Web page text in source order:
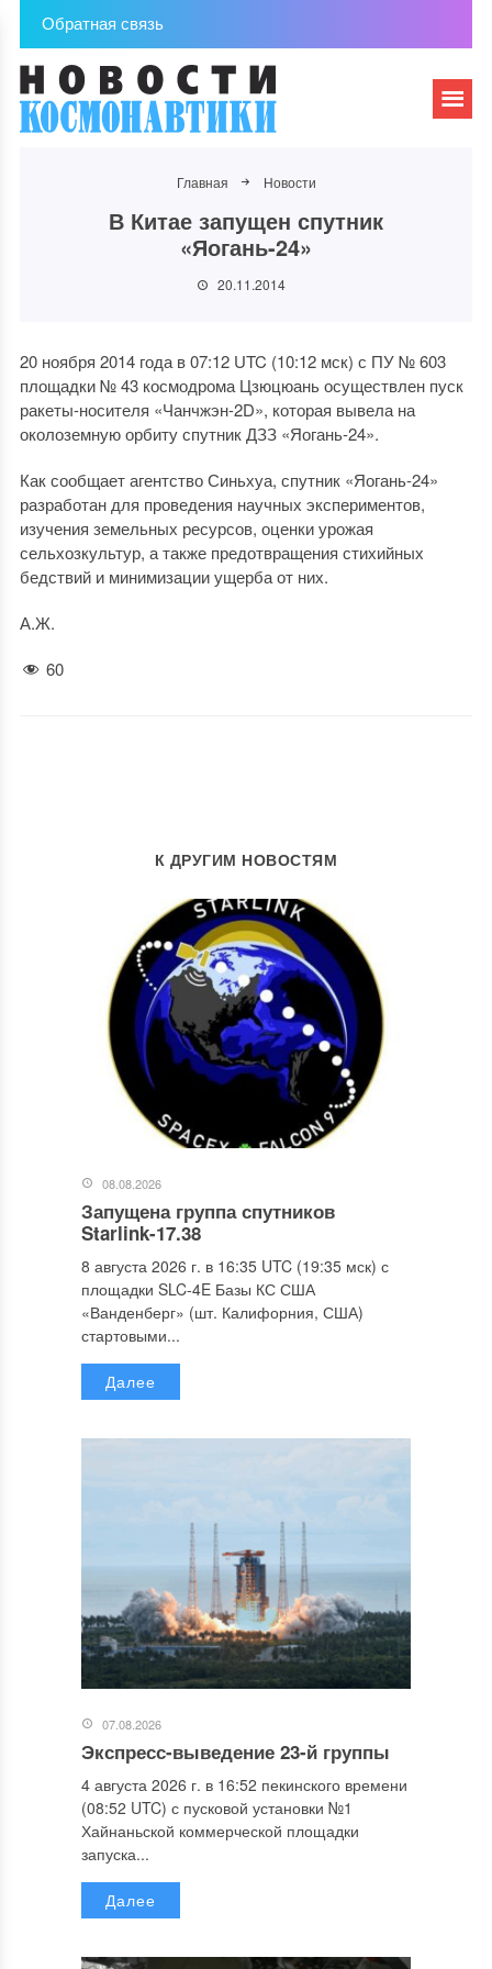
Обратная связь
Главная Новости
В Китае запущен спутник
«Яогань-24»
20.11.2014
20 ноября 2014 года в 07:12 UTC (10:12 мск) с ПУ № 603
площадки № 43 космодрома Цзюцюань осуществлен пуск
ракеты-носителя «Чанчжэн-2D», которая вывела на
околоземную орбиту спутник ДЗЗ «Яогань-24».
Как сообщает агентство Синьхуа, спутник «Яогань-24»
разработан для проведения научных экспериментов,
изучения земельных ресурсов, оценки урожая
сельхозкультур, а также предотвращения стихийных
бедствий и минимизации ущерба от них.
А.Ж.
60
К ДРУГИМ НОВОСТЯМ
08.08.2026
Запущена группа спутников
Starlink-17.38
8 августа 2026 г. в 16:35 UTC (19:35 мск) с
площадки SLC-4E Базы КС США
«Ванденберг» (шт. Калифорния, США)
стартовыми...
Далее
07.08.2026
Экспресс-выведение 23-й группы
4 августа 2026 г. в 16:52 пекинского времени
(08:52 UTC) с пусковой установки №1
Хайнаньской коммерческой площадки
запуска...
Далее